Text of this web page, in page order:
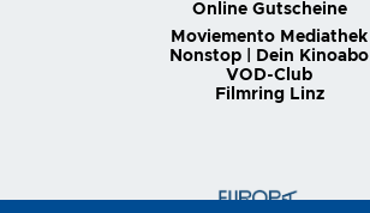
Online Gutscheine
Moviemento Mediathek
Nonstop | Dein Kinoabo
VOD-Club
Filmring Linz